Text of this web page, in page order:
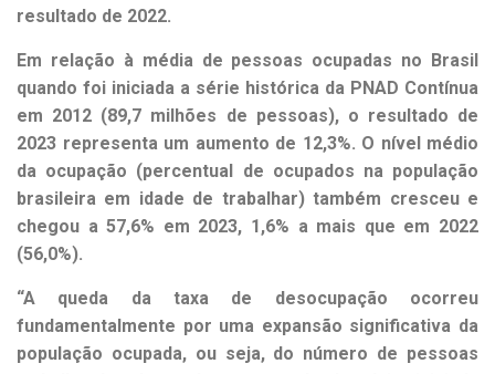
resultado de 2022.
Em relação à média de pessoas ocupadas no Brasil
quando foi iniciada a série histórica da PNAD Contínua
em 2012 (89,7 milhões de pessoas), o resultado de
2023 representa um aumento de 12,3%. O nível médio
da ocupação (percentual de ocupados na população
brasileira em idade de trabalhar) também cresceu e
chegou a 57,6% em 2023, 1,6% a mais que em 2022
(56,0%).
“A queda da taxa de desocupação ocorreu
fundamentalmente por uma expansão significativa da
população ocupada, ou seja, do número de pessoas